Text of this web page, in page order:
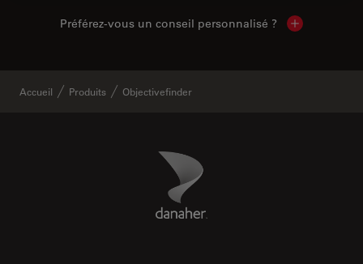
Préférez-vous un conseil personnalisé ? Show local
Accueil Produits Objectivefinder
Danaher Logo